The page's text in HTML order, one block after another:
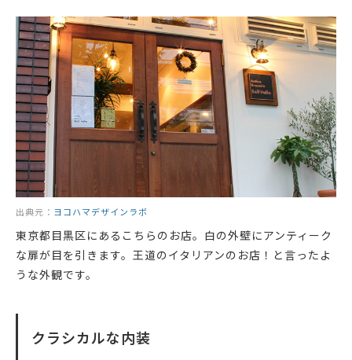
出典元： ヨコハマデザインラボ
東京都目黒区にあるこちらのお店。白の外壁にアンティーク
な扉が目を引きます。王道のイタリアンのお店！と言ったよ
うな外観です。
クラシカルな内装